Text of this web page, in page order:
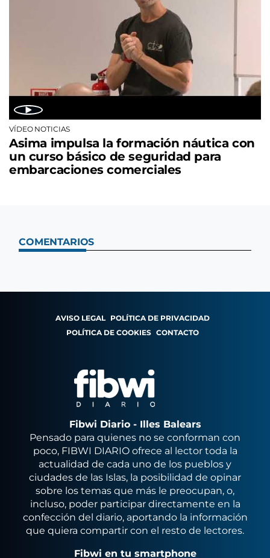
VÍDEO NOTICIAS
Asima impulsa la formación náutica con
un curso básico de seguridad para
embarcaciones comerciales
COMENTARIOS
AVISO LEGAL POLÍTICA DE PRIVACIDAD
POLÍTICA DE COOKIES CONTACTO
Fibwi Diario - Illes Balears
Pensado para quienes no se conforman con
poco, FIBWI DIARIO ofrece al lector toda la
actualidad de cada uno de los pueblos y
ciudades de las Islas, la posibilidad de opinar
sobre los temas que más le preocupan, o,
incluso, poder participar directamente en la
confección del diario, aportando la información
que quiera compartir con el resto de lectores.
Fibwi en tu smartphone